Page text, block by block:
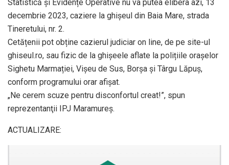
Statistică și Evidențe Operative nu va putea elibera azi, 13
decembrie 2023, caziere la ghișeul din Baia Mare, strada
Tineretului, nr. 2.
Cetățenii pot obține cazierul judiciar on line, de pe site-ul
ghiseul.ro, sau fizic de la ghișeele aflate la polițiile orașelor
Sighetu Marmației, Vișeu de Sus, Borșa și Târgu Lăpuș,
conform programului orar afișat.
„Ne cerem scuze pentru disconfortul creat!”, spun
reprezentanţii IPJ Maramureş.
ACTUALIZARE: